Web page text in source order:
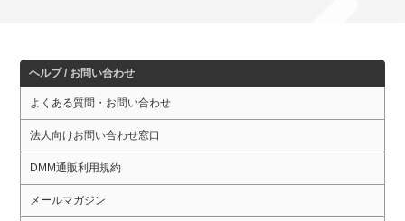
ヘルプ / お問い合わせ
よくある質問・お問い合わせ
法人向けお問い合わせ窓口
DMM通販利用規約
メールマガジン